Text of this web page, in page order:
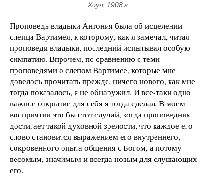
Хоул, 1908 г.
Проповедь владыки Антония была об исцелении
слепца Вартимея, к которому, как я замечал, читая
проповеди владыки, последний испытывал особую
симпатию. Впрочем, по сравнению с теми
проповедями о слепом Вартимее, которые мне
довелось прочитать прежде, ничего нового, как мне
тогда показалось, я не обнаружил. И все-таки одно
важное открытие для себя я тогда сделал. В моем
восприятии это был тот случай, когда проповедник
достигает такой духовной зрелости, что каждое его
слово становится выражением его внутреннего,
сокровенного опыта общения с Богом, а потому
весомым, значимым и всегда новым для слушающих
его.